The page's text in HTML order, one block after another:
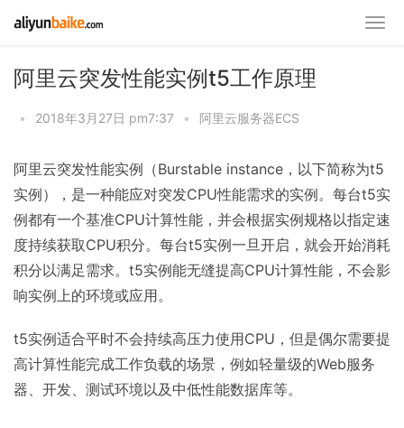
阿里云突发性能实例t5工作原理
• 2018年3月27日 pm7:37 • 阿里云服务器ECS
阿里云突发性能实例（Burstable instance，以下简称为t5
实例），是一种能应对突发CPU性能需求的实例。每台t5实
例都有一个基准CPU计算性能，并会根据实例规格以指定速
度持续获取CPU积分。每台t5实例一旦开启，就会开始消耗
积分以满足需求。t5实例能无缝提高CPU计算性能，不会影
响实例上的环境或应用。
t5实例适合平时不会持续高压力使用CPU，但是偶尔需要提
高计算性能完成工作负载的场景，例如轻量级的Web服务
器、开发、测试环境以及中低性能数据库等。